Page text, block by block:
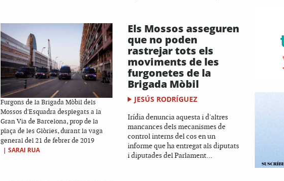
Furgons de la Brigada Mòbil dels
Mossos d'Esquadra desplegats a la
Gran Via de Barcelona, prop de la
plaça de les Glòries, durant la vaga
general del 21 de febrer de 2019
| SARAI RUA
Els Mossos asseguren
que no poden
rastrejar tots els
moviments de les
furgonetes de la
Brigada Mòbil
JESÚS RODRÍGUEZ
Irídia denuncia aquesta i d'altres
mancances dels mecanismes de
control interns del cos en un
informe que ha entregat als diputats
i diputades del Parlament...